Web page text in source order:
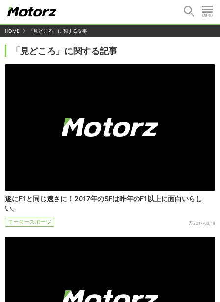
HOME 「見どころ」に関する記事
「見どころ」に関する記事
遂にF1と同じ速さに！2017年のSFは昨年のF1以上に面白いらし
い。
モータースポーツ 2017/03/18